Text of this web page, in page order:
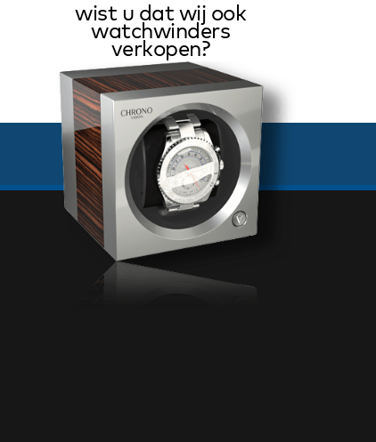
wist u dat wij ook
watchwinders
verkopen?